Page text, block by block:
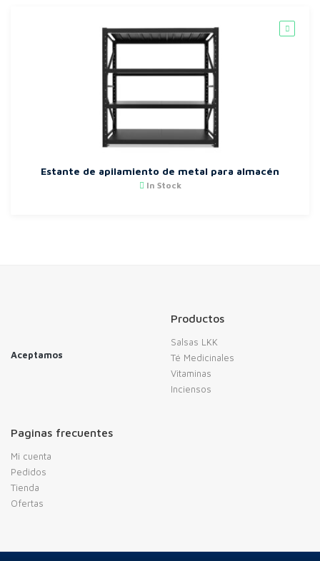
Estante de apilamiento de metal para almacén
In Stock
Aceptamos
Productos
Salsas LKK
Té Medicinales
Vitaminas
Inciensos
Paginas frecuentes
Mi cuenta
Pedidos
Tienda
Ofertas